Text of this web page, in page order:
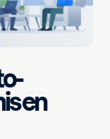
en